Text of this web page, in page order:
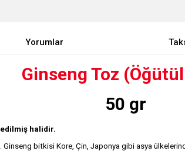
Yorumlar
Ginseng Toz
50 gr
edilmiş halidir.
bitkisi Kore, Çin, Japonya gibi asya